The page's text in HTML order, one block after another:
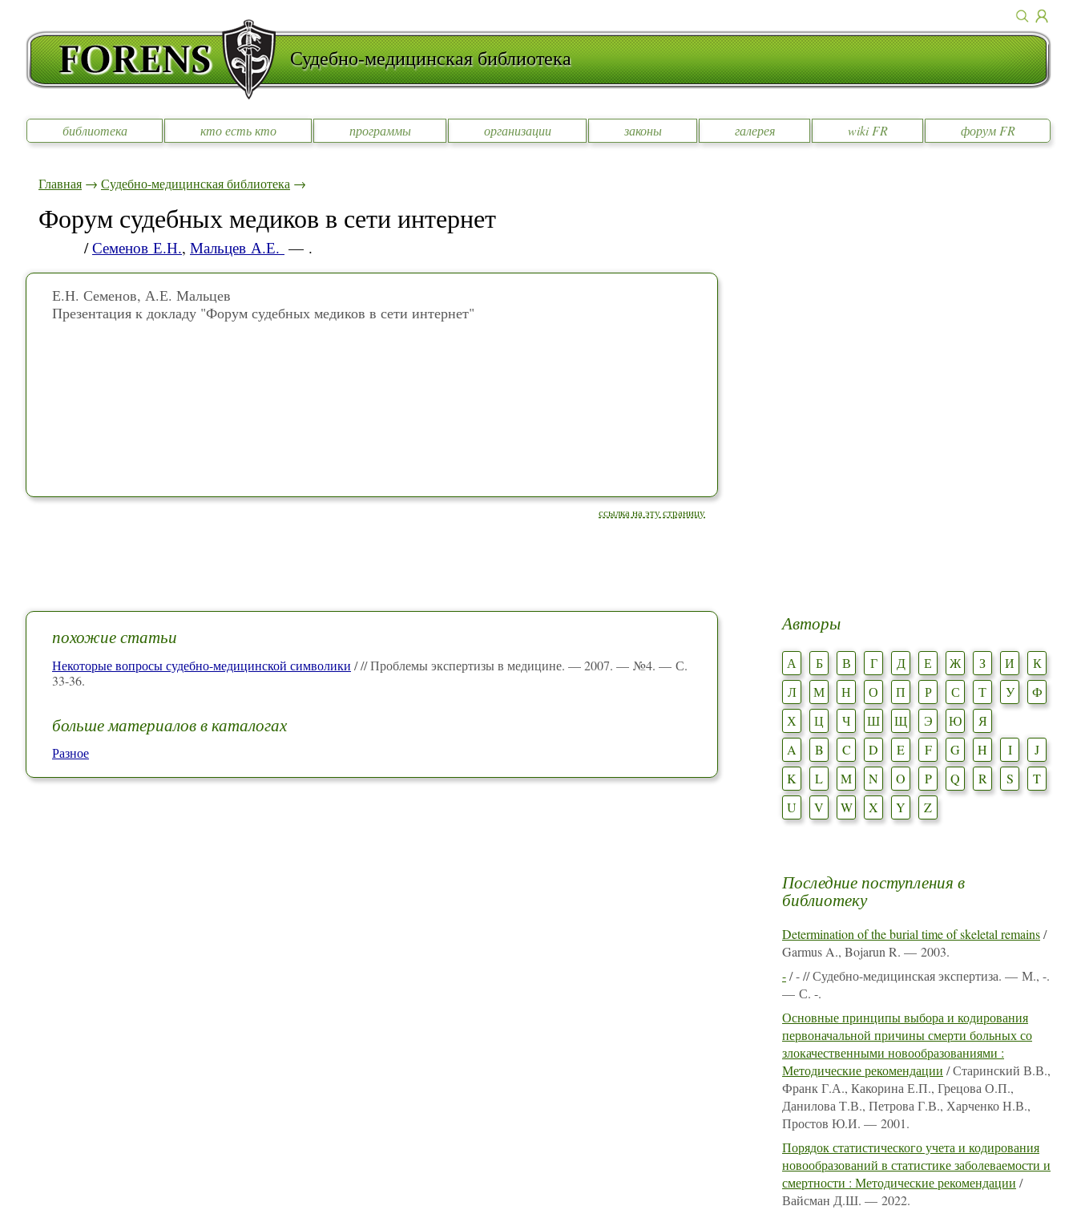
Судебно-медицинская библиотека
библиотека кто есть кто программы организации законы галерея wiki FR форум FR
Главная → Судебно-медицинская библиотека →
Форум судебных медиков в сети интернет
/Семенов Е.Н., Мальцев А.Е. — .
Е.Н. Семенов, А.Е. Мальцев
Презентация к докладу "Форум судебных медиков в сети интернет"
ссылка на эту страницу
похожие статьи
Некоторые вопросы судебно-медицинской символики / // Проблемы экспертизы в медицине. — 2007. — №4. — С.
33-36.
больше материалов в каталогах
Разное
Авторы
А Б В Г Д Е Ж З И
К
Л
М Н О П Р С Т У
Ф
Х
Ц Ч Ш Щ Э Ю
Я
A
B C D E F G H I
J
K
L M N O P Q R S
T
U
V W X Y Z
Последние поступления в
библиотеку
Determination of the burial time of skeletal remains/
Garmus A., Bojarun R. — 2003.
-/ - // Судебно-медицинская экспертиза. — М., -.
— С. -.
Основные принципы выбора и кодирования
первоначальной причины смерти больных со
злокачественными новообразованиями :
Методические рекомендации / Старинский В.В.,
Франк Г.А., Какорина Е.П., Грецова О.П.,
Данилова Т.В., Петрова Г.В., Харченко Н.В.,
Простов Ю.И. — 2001.
Порядок статистического учета и кодирования
новообразований в статистике заболеваемости и
смертности : Методические рекомендации /
Вайсман Д.Ш. — 2022.